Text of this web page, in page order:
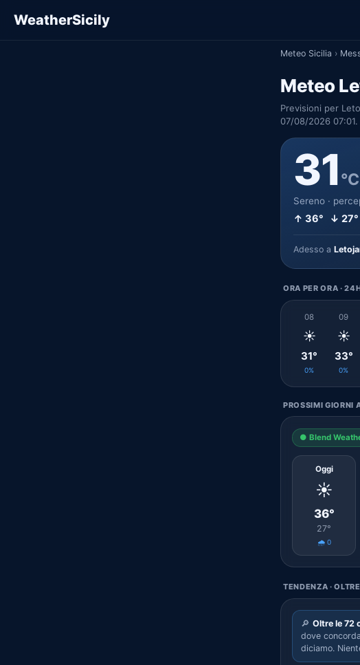
WeatherSicily
Meteo Sicilia ›
Meteo
Previsioni per
07/08/2026 07:01.
31°C
Sereno ·
↑ 36° ↓ 27°
Adesso a
ORA PER ORA ·
08
☀️
31°
0%
09
☀️
33°
0%
PROSSIMI GIORNI
● Blend
Oggi
☀️
36°
27°
🌧️ 0
TENDENZA ·
🔎 Oltre le 72
dove
diciamo.